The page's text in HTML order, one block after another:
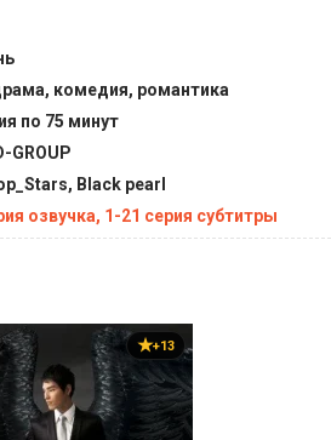
комедия, романтика
по 75 минут
GROUP
Black pearl
озвучка, 1-21 серия субтитры
+13